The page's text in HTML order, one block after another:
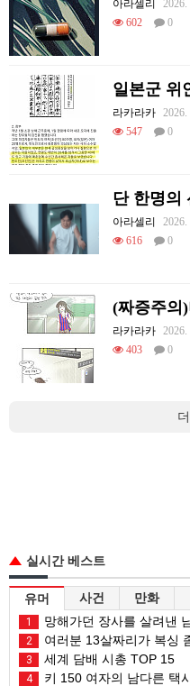
아라셀리
2026.
602
0
라카라카 2026.
547
0
아라셀리
2026.
616
0
(짜증주의
라카라카 2026.
403
0
실시간 베스트
유머 사건 만화
1 망해가던 장사를 살려낸 남
2 여러분 13살짜리가 복싱 좀
3 세계 담배 시총 TOP 15
4 키 150 여자의 남다른 택